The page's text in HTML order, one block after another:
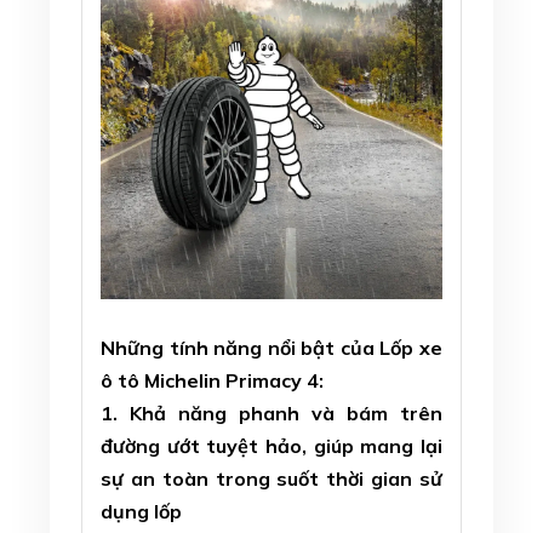
Những tính năng nổi bật của Lốp xe
ô tô Michelin Primacy 4:
1. Khả năng phanh và bám trên
đường ướt tuyệt hảo, giúp mang lại
sự an toàn trong suốt thời gian sử
dụng lốp